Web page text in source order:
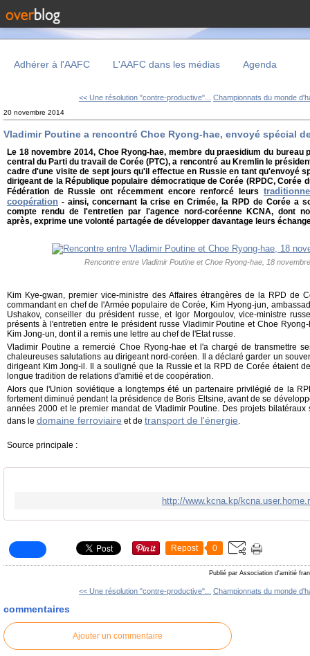
Adhérer à l'AAFC L'AAFC dans les médias Agenda
<< Une résolution "contre-productive"... Championnats du monde
20 novembre 2014
Vladimir Poutine a rencontré Choe Ryong-hae, envoyé spécial
Le 18 novembre 2014, Choe Ryong-hae, membre du praesidium du
central du Parti du travail de Corée (PTC), a rencontré au Kremlin le
cadre d'une visite de sept jours qu'il effectue en Russie en tant qu'envoyé
dirigeant de la République populaire démocratique de Corée (RPDC, Corée
Fédération de Russie ont récemment encore renforcé leurs
coopération - ainsi, concernant la crise en Crimée, la RPD de Corée a
compte rendu de l'entretien par l'agence nord-coréenne KCNA, dont
après, exprime une volonté partagée de développer davantage leurs
Rencontre entre Vladimir Poutine et Choe Ryong-hae, 18
Kim Kye-gwan, premier vice-ministre des Affaires étrangères de la RPD de
commandant en chef de l'Armée populaire de Corée, Kim Hyong-jun,
Ushakov, conseiller du président russe, et Igor Morgoulov, vice-ministre
présents à l'entretien entre le président russe Vladimir Poutine et Choe
Kim Jong-un, dont il a remis une lettre au chef de l'Etat russe.
Vladimir Poutine a remercié Choe Ryong-hae et l'a chargé de transmettre
chaleureuses salutations au dirigeant nord-coréen. Il a déclaré garder un
dirigeant Kim Jong-il. Il a souligné que la Russie et la RPD de Corée étaient
longue tradition de relations d'amitié et de coopération.
Alors que l'Union soviétique a longtemps été un partenaire privilégié de la
fortement diminué pendant la présidence de Boris Eltsine, avant de se
années 2000 et le premier mandat de Vladimir Poutine. Des projets bilatéraux
dans le domaine ferroviaire et de transport de l'énergie.
Source principale :
http://www.kcna.kp/
Repost 0
Publié par Association d'amitié
<< Une résolution "contre-productive"... Championnats du monde
commentaires
Ajouter un commentaire